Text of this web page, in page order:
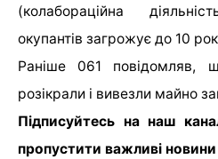
(колабораційна
окупантів загрожує до 10
Раніше 061 повідомляв,
розікрали і вивезли майно
Підписуйтесь на наш
пропустити важливі новини